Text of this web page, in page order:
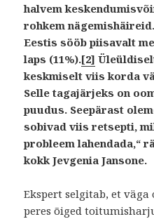
halvem
rohkem
Eestis sööb piisavalt
laps (11%).[2]
keskmiselt viis korda
Selle tagajärjeks on
puudus. Seepärast
sobivad viis retsepti,
probleem lahendada,“
kokk Jevgenia Jansone.
Ekspert selgitab, et
peres õiged